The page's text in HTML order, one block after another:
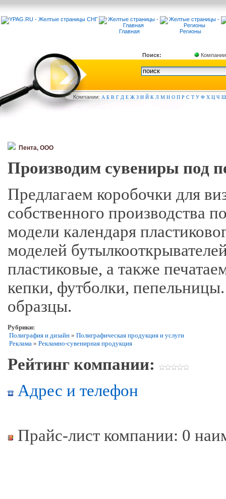
Главная Регионы
Поиск: Компании
Компании: А Б В Г Д Е Ж З И Й К Л М Н О П Р С Т У Ф Х Ц Ч Ш
Пента, ООО
Производим сувениры под
Предлагаем коробочки для
собственного производства
модели календаря
моделей
пластиковые, а также
кепки, футболки,
образцы.
Рубрики:
Полиграфия и дизайн » Полиграфическая продукция и услуги
Реклама » Рекламно-сувенирная продукция
Рейтинг компании:
Адрес и телефон
Прайс-лист компании: 0